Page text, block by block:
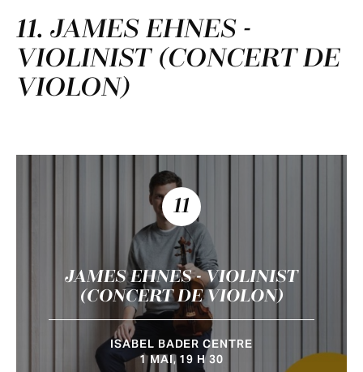
11. JAMES EHNES -
VIOLINIST (CONCERT DE
VIOLON)
11
JAMES EHNES - VIOLINIST
(CONCERT DE VIOLON)
ISABEL BADER CENTRE
1 MAI, 19 H 30